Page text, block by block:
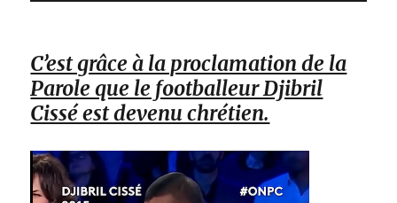
C’est grâce à la proclamation de la
Parole que le footballeur Djibril
Cissé est devenu chrétien.